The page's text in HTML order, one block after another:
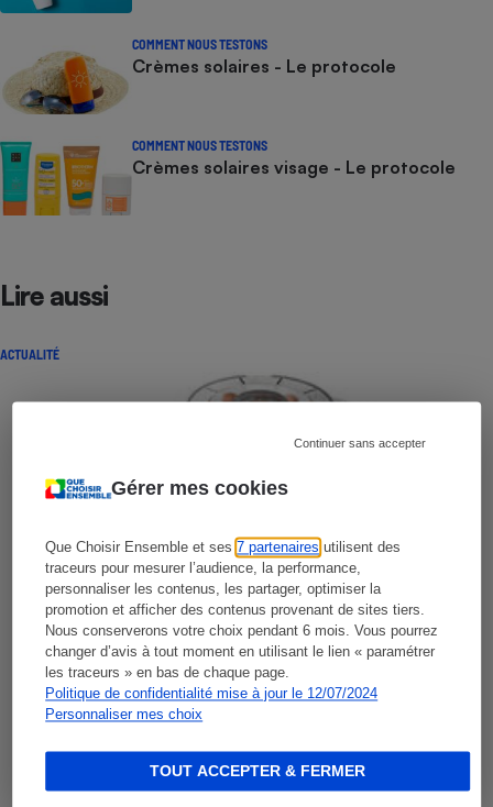
Gérer mes cookies
Que Choisir Ensemble et ses7 partenaires utilisent des
traceurs pour mesurer l’audience, la performance,
personnaliser les contenus, les partager, optimiser la
promotion et afficher des contenus provenant de sites tiers.
Nous conserverons votre choix pendant 6 mois. Vous pourrez
changer d’avis à tout moment en utilisant le lien « paramétrer
les traceurs » en bas de chaque page.
Politique de confidentialité mise à jour le 12/07/2024
Personnaliser mes choix
Continuer sans accepter
TOUT ACCEPTER & FERMER
COMMENT NOUS TESTONS
Crèmes solaires - Le protocole
COMMENT NOUS TESTONS
Crèmes solaires visage - Le protocole
Lire aussi
ACTUALITÉ